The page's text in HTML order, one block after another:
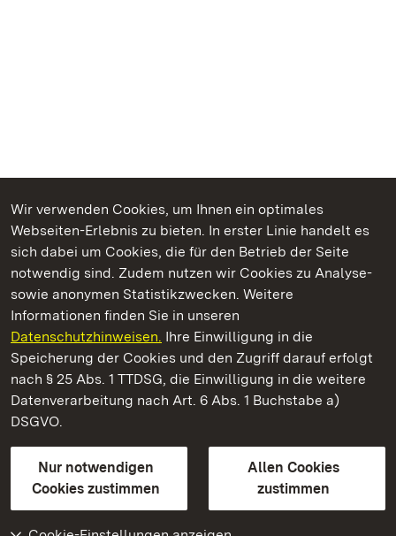
Wir verwenden Cookies, um Ihnen ein optimales
Webseiten-Erlebnis zu bieten. In erster Linie handelt es
sich dabei um Cookies, die für den Betrieb der Seite
notwendig sind. Zudem nutzen wir Cookies zu Analyse-
sowie anonymen Statistikzwecken. Weitere
Informationen finden Sie in unseren
Datenschutzhinweisen. Ihre Einwilligung in die
Speicherung der Cookies und den Zugriff darauf erfolgt
nach § 25 Abs. 1 TTDSG, die Einwilligung in die weitere
Datenverarbeitung nach Art. 6 Abs. 1 Buchstabe a)
DSGVO.
Nur notwendigen
Cookies zustimmen
Allen Cookies
zustimmen
Kommen. Staunen. Genießen.
Kloster Maulbronn
Staatliche Schlösser und Gärten Baden-Württemberg
Kontakt
GebärdenspracheLeichte Sprache
Erklärung zur Barrierefreiheit
BITV-konform (geprüfte Seiten)